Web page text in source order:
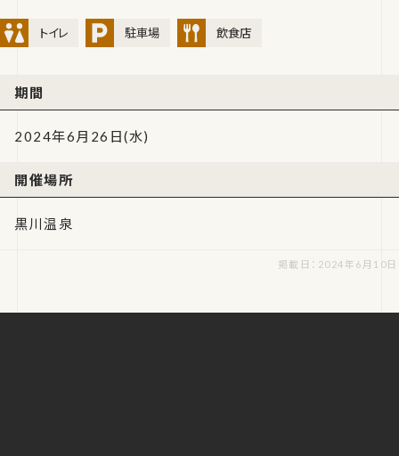
トイレ 駐車場 飲食店
期間
2024年6月26日(水)
開催場所
黒川温泉
掲載日：2024年6月10日